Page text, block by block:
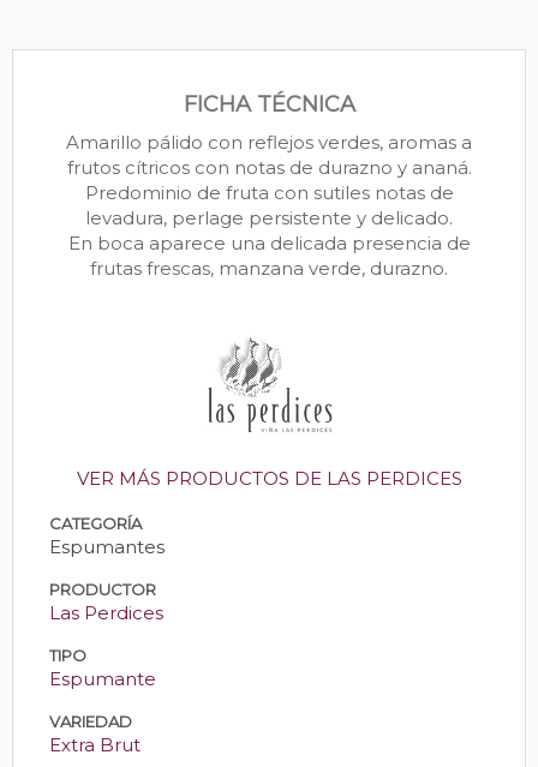
FICHA TÉCNICA
Amarillo pálido con reflejos verdes, aromas a
frutos cítricos con notas de durazno y ananá.
Predominio de fruta con sutiles notas de
levadura, perlage persistente y delicado.
En boca aparece una delicada presencia de
frutas frescas, manzana verde, durazno.
VER MÁS PRODUCTOS DE LAS PERDICES
CATEGORÍA
Espumantes
PRODUCTOR
Las Perdices
TIPO
Espumante
VARIEDAD
Extra Brut